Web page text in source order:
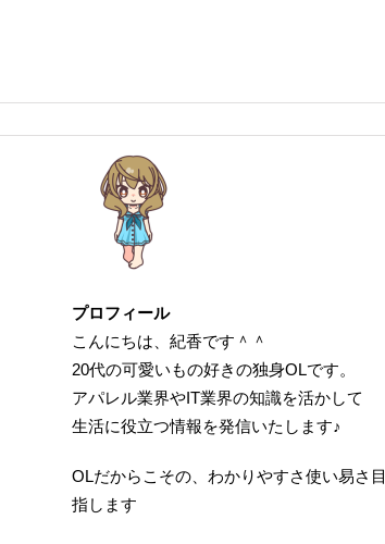
プロフィール
こんにちは、紀香です＾＾
20代の可愛いもの好きの独身OLです。
アパレル業界やIT業界の知識を活かして
生活に役立つ情報を発信いたします♪
OLだからこその、わかりやすさ使い易さ目
指します